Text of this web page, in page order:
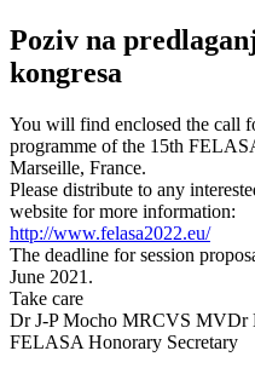
Poziv na
kongresa
You will find enclosed the call
programme of the 15th
Marseille, France.
Please distribute to any
website for more information:
http://www.felasa2022.eu/
The deadline for session
June 2021.
Take care
Dr J-P Mocho MRCVS
FELASA Honorary Secretary